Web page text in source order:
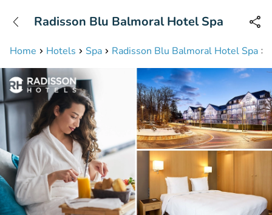
Bereikbaar tot 23:00 uur
Home Hotels Spa Radisson Blu Balmoral Hotel Spa
Radisson Blu Balmoral Hotel Spa